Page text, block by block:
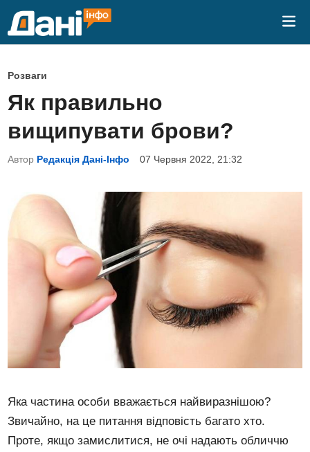
P
o
s
n
Розваги
Як правильно
вищипувати брови?
Автор Редакція Дані-Інфо 07 Червня 2022, 21:32
Яка частина особи вважається найвиразнішою?
Звичайно, на це питання відповість багато хто.
Проте, якщо замислитися, не очі надають обличчю